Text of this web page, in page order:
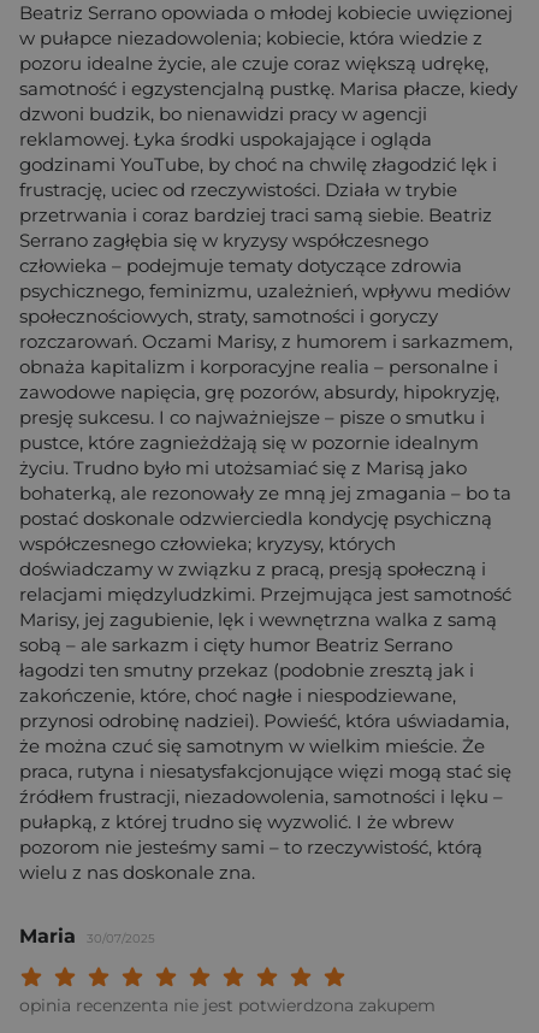
Beatriz Serrano opowiada o młodej kobiecie uwięzionej
w pułapce niezadowolenia; kobiecie, która wiedzie z
pozoru idealne życie, ale czuje coraz większą udrękę,
samotność i egzystencjalną pustkę. Marisa płacze, kiedy
dzwoni budzik, bo nienawidzi pracy w agencji
reklamowej. Łyka środki uspokajające i ogląda
godzinami YouTube, by choć na chwilę złagodzić lęk i
frustrację, uciec od rzeczywistości. Działa w trybie
przetrwania i coraz bardziej traci samą siebie. Beatriz
Serrano zagłębia się w kryzysy współczesnego
człowieka – podejmuje tematy dotyczące zdrowia
psychicznego, feminizmu, uzależnień, wpływu mediów
społecznościowych, straty, samotności i goryczy
rozczarowań. Oczami Marisy, z humorem i sarkazmem,
obnaża kapitalizm i korporacyjne realia – personalne i
zawodowe napięcia, grę pozorów, absurdy, hipokryzję,
presję sukcesu. I co najważniejsze – pisze o smutku i
pustce, które zagnieżdżają się w pozornie idealnym
życiu. Trudno było mi utożsamiać się z Marisą jako
bohaterką, ale rezonowały ze mną jej zmagania – bo ta
postać doskonale odzwierciedla kondycję psychiczną
współczesnego człowieka; kryzysy, których
doświadczamy w związku z pracą, presją społeczną i
relacjami międzyludzkimi. Przejmująca jest samotność
Marisy, jej zagubienie, lęk i wewnętrzna walka z samą
sobą – ale sarkazm i cięty humor Beatriz Serrano
łagodzi ten smutny przekaz (podobnie zresztą jak i
zakończenie, które, choć nagłe i niespodziewane,
przynosi odrobinę nadziei). Powieść, która uświadamia,
że można czuć się samotnym w wielkim mieście. Że
praca, rutyna i niesatysfakcjonujące więzi mogą stać się
źródłem frustracji, niezadowolenia, samotności i lęku –
pułapką, z której trudno się wyzwolić. I że wbrew
pozorom nie jesteśmy sami – to rzeczywistość, którą
wielu z nas doskonale zna.
Maria 30/07/2025
Twoja ocena:
Twoja ocena: Wybitna 9/
Twoja ocena: Rewelacyjna 8/
Twoja ocena: Bardzo dobra 7/10"
Twoja ocena: Dobra 6/10"
Twoja ocena: Przeciętna 5/10"
Twoja ocena: Może być 4/10"
Twoja ocena: Słaba 3/10"
Twoja ocena: Bardzo słaba 2/10"
Twoja ocena: Beznadziejna 1/10"
opinia recenzenta nie jest potwierdzona zakupem